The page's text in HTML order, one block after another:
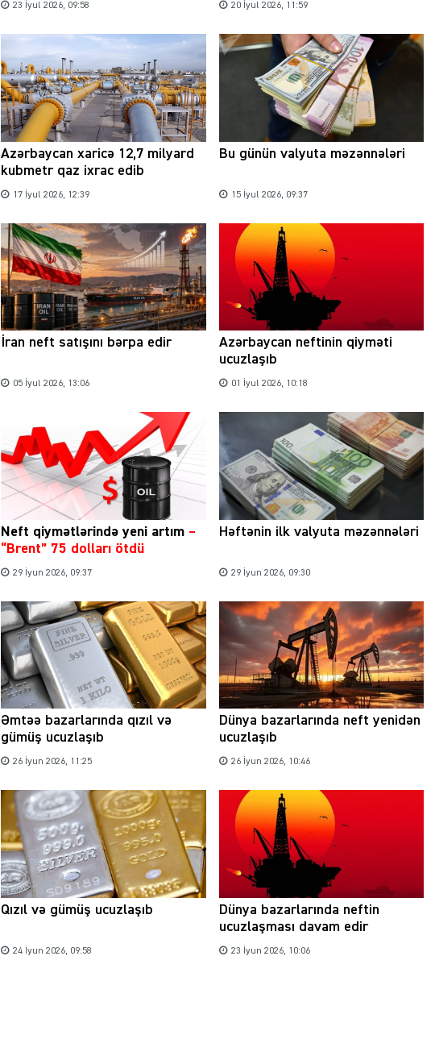
23 İyul 2026, 09:58 20 İyul 2026, 11:59
Azərbaycan xaricə 12,7 milyard
kubmetr qaz ixrac edib
17 İyul 2026, 12:39
Bu günün valyuta məzənnələri
15 İyul 2026, 09:37
İran neft satışını bərpa edir
05 İyul 2026, 13:06
Azərbaycan neftinin qiyməti
ucuzlaşıb
01 İyul 2026, 10:18
Neft qiymətlərində yeni artım –
“Brent” 75 dolları ötdü
29 İyun 2026, 09:37
Həftənin ilk valyuta məzənnələri
29 İyun 2026, 09:30
Əmtəə bazarlarında qızıl və
gümüş ucuzlaşıb
26 İyun 2026, 11:25
Dünya bazarlarında neft yenidən
ucuzlaşıb
26 İyun 2026, 10:46
Qızıl və gümüş ucuzlaşıb
24 İyun 2026, 09:58
Dünya bazarlarında neftin
ucuzlaşması davam edir
23 İyun 2026, 10:06
nəzarət mexanizmi haradadır?
01 İyun 2026, 11:28